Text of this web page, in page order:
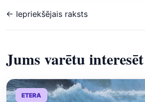
← Iepriekšējais raksts
Jums varētu interesēt
ETERA